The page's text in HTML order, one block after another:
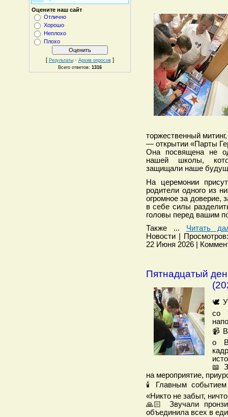
Оцените наш сайт
Отлично
Хорошо
Неплохо
Плохо
[ Результаты· Архив опросов]
Всего ответов: 1316
торжественный
— открытии «Парты
Она посвящена не
нашей школы,
защищали наше
На церемонии
родители одного из
огромное за доверие,
в себе силы
головы перед вашим
Также ... Читать
Новости |
22 Июня 2026 |
Пятнадцатый
🕊️
со
📹
о
📖
на мероприятие,
🕯️ Главным событием
«Никто не забыт,
🙏🏻 Звучали
объединила всех в